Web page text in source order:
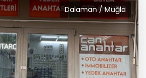
Dalaman / Muğla